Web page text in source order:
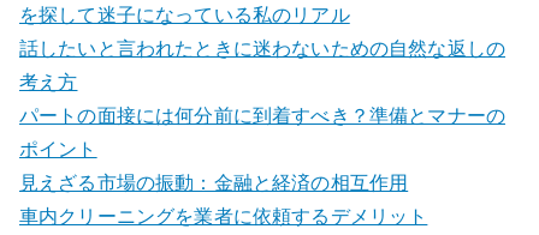
を探して迷子になっている私のリアル
話したいと言われたときに迷わないための自然な返しの
考え方
パートの面接には何分前に到着すべき？準備とマナーの
ポイント
見えざる市場の振動：金融と経済の相互作用
車内クリーニングを業者に依頼するデメリット